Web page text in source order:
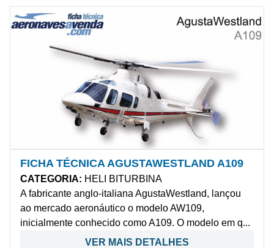
FICHA TÉCNICA AGUSTAWESTLAND A109
CATEGORIA: HELI BITURBINA
A fabricante anglo-italiana AgustaWestland, lançou
ao mercado aeronáutico o modelo AW109,
inicialmente conhecido como A109. O modelo em q...
VER MAIS DETALHES